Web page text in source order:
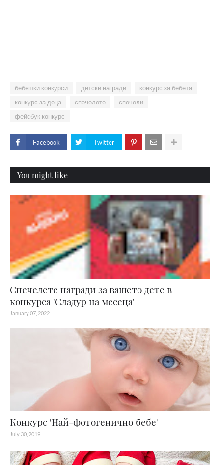
бебешки конкурси детски награди
конкурс за бебета
конкурс за деца
спечелете
спечели
фейсбук конкурс
Facebook Twitter
You might like
Спечелете награди за вашето дете в
конкурса 'Сладур на месеца'
January 07, 2022
Конкурс 'Най-фотогенично бебе'
July 30, 2019